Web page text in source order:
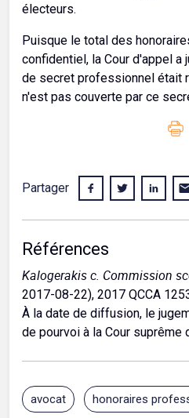
électeurs.
Puisque le total des
confidentiel, la Cour d'appel a
de secret professionnel était
n'est pas couverte par ce
Partager
Références
Kalogerakis c. Commission
2017-08-22), 2017 QCCA
À la date de diffusion, le
de pourvoi à la Cour suprême
avocat honoraires